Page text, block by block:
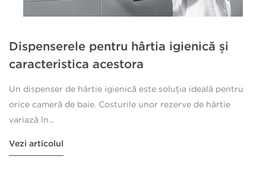
Dispenserele pentru hârtia igienică și
caracteristica acestora
Un dispenser de hârtie igienică este soluția ideală pentru
orice cameră de baie. Costurile unor rezerve de hârtie
variază în...
Vezi articolul